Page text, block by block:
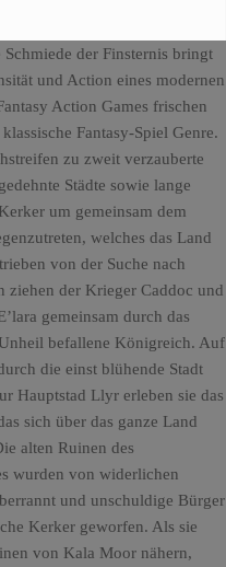
Schmiede der Finsternis bringt
und Action eines modernen
Action Games frischen
Fantasy-Spiel Genre.
zu zweit verzauberte
Städte sowie lange
um gemeinsam dem
welches das Land
von der Suche nach
ziehen der Krieger Caddoc und
gemeinsam durch das
befallene Königreich. Auf
die einst blühende Stadt
Hauptstad Llyr erleben sie das
sich über das ganze Land
alten Ruinen des
wurden von widerlichen
und unschuldige Bürger
Kerker geworfen. Als sie
von Kala Moor nähern,